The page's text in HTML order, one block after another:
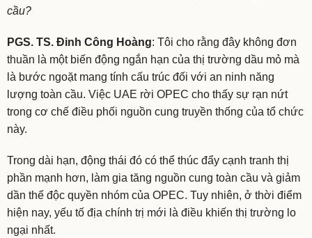
cầu?
PGS. TS. Đinh Công Hoàng: Tôi cho rằng đây không đơn
thuần là một biến động ngắn hạn của thị trường dầu mỏ mà
là bước ngoặt mang tính cấu trúc đối với an ninh năng
lượng toàn cầu. Việc UAE rời OPEC cho thấy sự rạn nứt
trong cơ chế điều phối nguồn cung truyền thống của tổ chức
này.
Trong dài hạn, động thái đó có thể thúc đẩy cạnh tranh thị
phần mạnh hơn, làm gia tăng nguồn cung toàn cầu và giảm
dần thế độc quyền nhóm của OPEC. Tuy nhiên, ở thời điểm
hiện nay, yếu tố địa chính trị mới là điều khiến thị trường lo
ngại nhất.